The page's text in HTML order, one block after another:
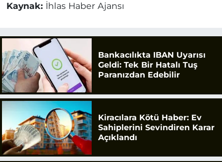
Kaynak: İhlas Haber Ajansı
Bankacılıkta IBAN Uyarısı
Geldi: Tek Bir Hatalı Tuş
Paranızdan Edebilir
Kiracılara Kötü Haber: Ev
Sahiplerini Sevindiren Karar
Açıklandı